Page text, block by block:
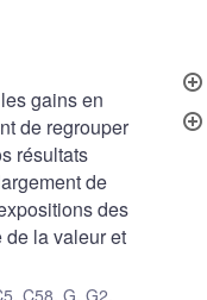
gains en
de regrouper
résultats
de
des
la valeur et